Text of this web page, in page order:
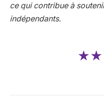
ce qui contribue à
indépendants.